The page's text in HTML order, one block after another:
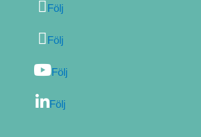
Följ
Följ
Följ
Följ